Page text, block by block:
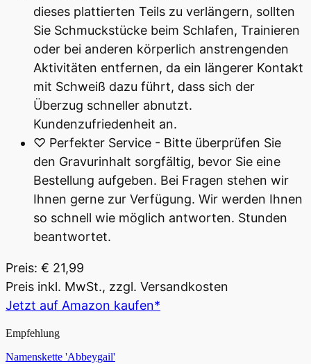
dieses plattierten Teils zu verlängern, sollten
Sie Schmuckstücke beim Schlafen, Trainieren
oder bei anderen körperlich anstrengenden
Aktivitäten entfernen, da ein längerer Kontakt
mit Schweiß dazu führt, dass sich der
Überzug schneller abnutzt.
Kundenzufriedenheit an.
♡ Perfekter Service - Bitte überprüfen Sie
den Gravurinhalt sorgfältig, bevor Sie eine
Bestellung aufgeben. Bei Fragen stehen wir
Ihnen gerne zur Verfügung. Wir werden Ihnen
so schnell wie möglich antworten. Stunden
beantwortet.
Preis: € 21,99
Preis inkl. MwSt., zzgl. Versandkosten
Jetzt auf Amazon kaufen*
Empfehlung
Namenskette 'Abbeygail'